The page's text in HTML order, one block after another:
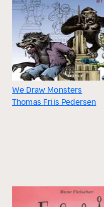
We Draw Monsters
Thomas Friis Pedersen